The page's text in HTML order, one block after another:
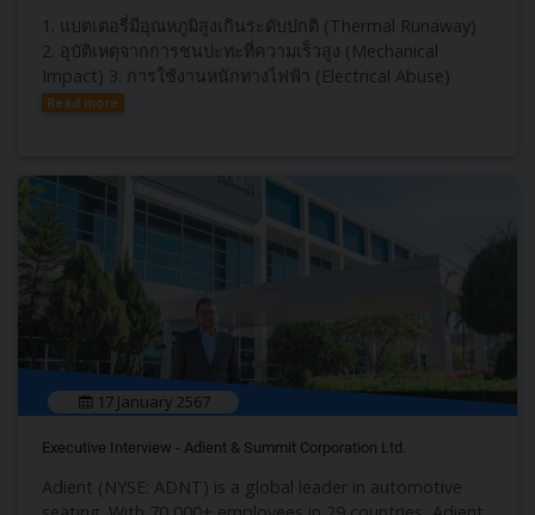
1. แบตเตอรี่มีอุณหภูมิสูงเกินระดับปกติ (Thermal Runaway)
2. อุบัติเหตุจากการชนปะทะที่ความเร็วสูง (Mechanical
Impact) 3. การใช้งานหนักทางไฟฟ้า (Electrical Abuse)
Read more
17 January 2567
Executive Interview - Adient & Summit Corporation Ltd.
Adient (NYSE: ADNT) is a global leader in automotive